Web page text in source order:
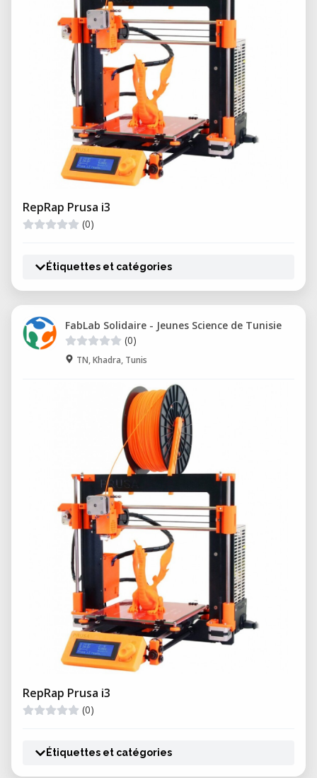
RepRap Prusa i3
(0)
Étiquettes et catégories
FabLab Solidaire - Jeunes Science de Tunisie
(0)
TN, Khadra, Tunis
RepRap Prusa i3
(0)
Étiquettes et catégories